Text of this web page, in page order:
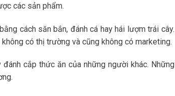
các sản phẩm.
cách săn bắn, đánh cá hay hái lượm trái cây.
có thị trường và cũng không có marketing.
cắp thức ăn của những người khác. Những